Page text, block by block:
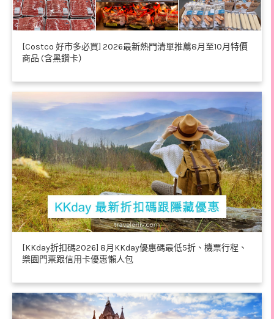
[Costco 好市多必買] 2026最新熱門清單推薦8月至10月特價
商品 (含黑鑽卡）
[KKday折扣碼2026] 8月KKday優惠碼最低5折、機票行程、
樂園門票跟信用卡優惠懶人包